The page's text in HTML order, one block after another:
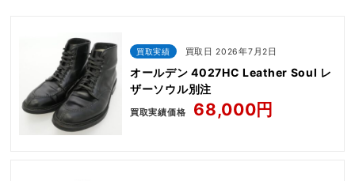
買取実績 買取日 2026年7月2日
オールデン 4027HC Leather Soul レ
ザーソウル別注
買取実績価格 68,000円